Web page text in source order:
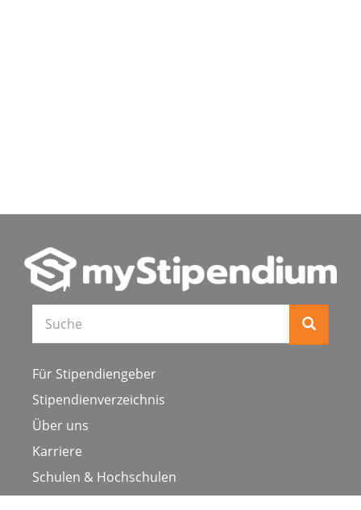
Für Stipendiengeber
Stipendienverzeichnis
Über uns
Karriere
Schulen & Hochschulen